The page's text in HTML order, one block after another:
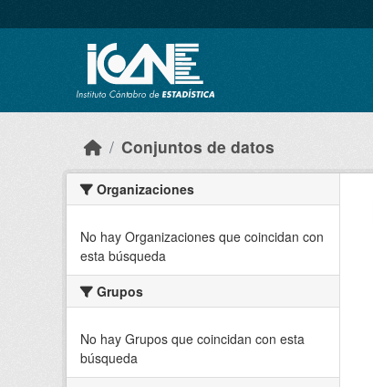
Conjuntos de datos
Organizaciones
No hay Organizaciones que coincidan con
esta búsqueda
Grupos
No hay Grupos que coincidan con esta
búsqueda